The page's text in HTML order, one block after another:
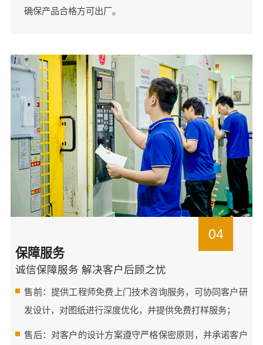
确保产品合格方可出厂。
04
保障服务
诚信保障服务 解决客户后顾之忧
售前：提供工程师免费上门技术咨询服务，可协同客户研
发设计，对图纸进行深度优化，并提供免费打样服务；
售后：对客户的设计方案遵守严格保密原则，并承诺客户